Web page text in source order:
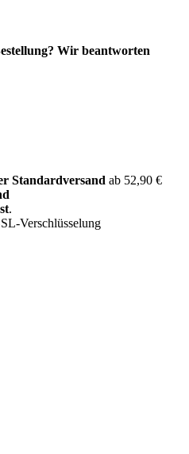
Wir beantworten
Standardversand ab 52,90 €
.
Verschlüsselung